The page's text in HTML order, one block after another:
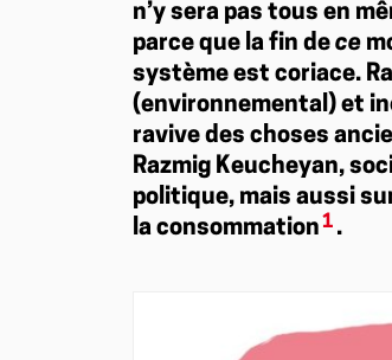
n’y sera pas tous en
parce que la fin de ce
système est coriace.
(environnemental) et
ravive des choses
Razmig Keucheyan,
politique, mais aussi
la consommation1 .